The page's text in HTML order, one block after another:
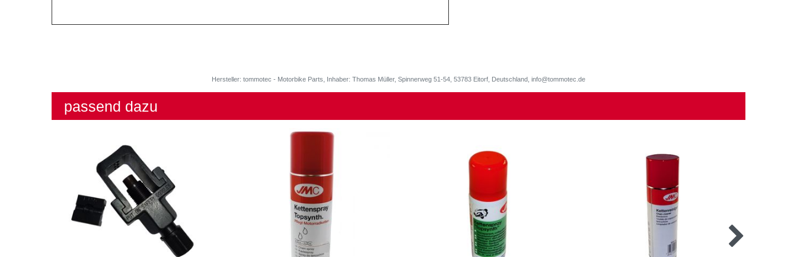
Hersteller: tommotec - Motorbike Parts, Inhaber: Thomas Müller, Spinnerweg 51-54, 53783 Eitorf, Deutschland, info@tommotec.de
passend dazu